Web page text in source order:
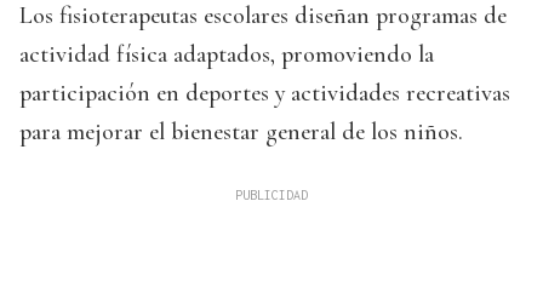
Los fisioterapeutas escolares diseñan programas de
actividad física adaptados, promoviendo la
participación en deportes y actividades recreativas
para mejorar el bienestar general de los niños.